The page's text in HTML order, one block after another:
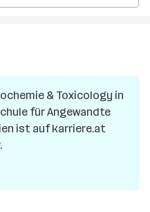
& Toxicology in
für Angewandte
ist auf karriere.at